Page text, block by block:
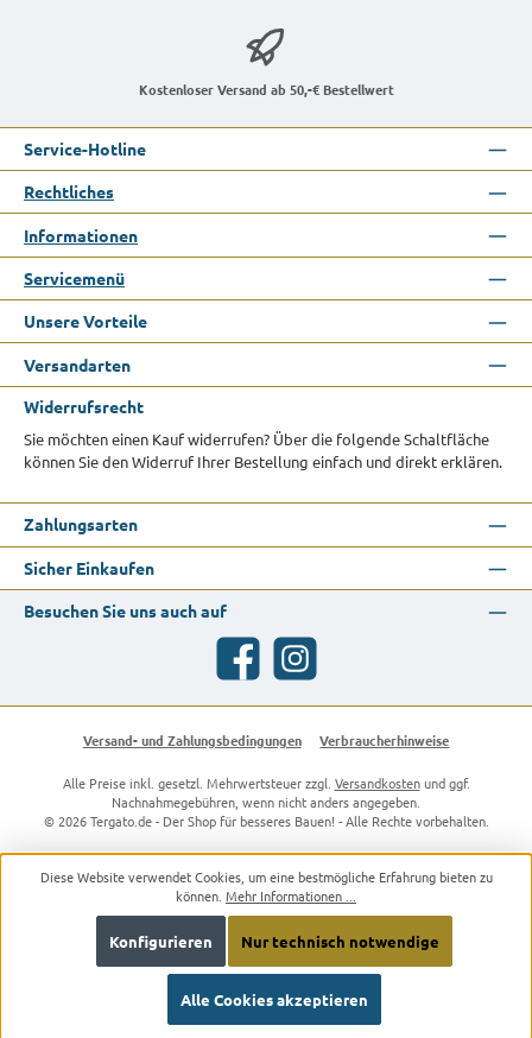
Kostenloser Versand ab 50,-€ Bestellwert
Service-Hotline
Rechtliches
Informationen
Servicemenü
Unsere Vorteile
Versandarten
Widerrufsrecht
Sie möchten einen Kauf widerrufen? Über die folgende Schaltfläche
können Sie den Widerruf Ihrer Bestellung einfach und direkt erklären.
Zahlungsarten
Sicher Einkaufen
Besuchen Sie uns auch auf
Facebook Instagram
Versand- und Zahlungsbedingungen Verbraucherhinweise
Alle Preise inkl. gesetzl. Mehrwertsteuer zzgl. Versandkostenund ggf.
Nachnahmegebühren, wenn nicht anders angegeben.
© 2026 Tergato.de - Der Shop für besseres Bauen! - Alle Rechte vorbehalten.
Diese Website verwendet Cookies, um eine bestmögliche Erfahrung bieten zu
können. Mehr Informationen ...
Nur technisch notwendige
Konfigurieren
Alle Cookies akzeptieren